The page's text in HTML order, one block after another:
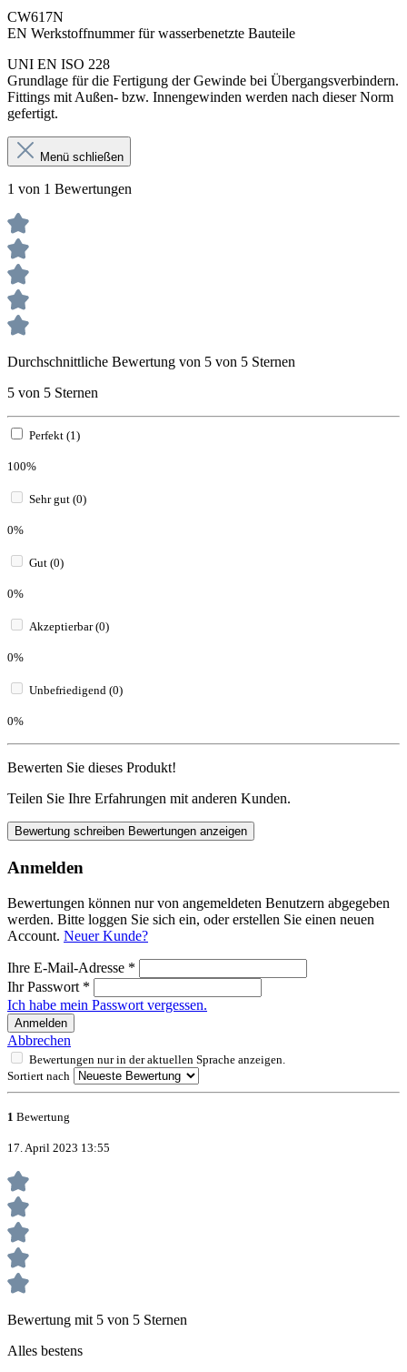
CW617N
EN Werkstoffnummer für wasserbenetzte Bauteile
UNI EN ISO 228
Grundlage für die Fertigung der Gewinde bei Übergangsverbindern.
Fittings mit Außen- bzw. Innengewinden werden nach dieser Norm
gefertigt.
Menü schließen
1 von 1 Bewertungen
Durchschnittliche Bewertung von 5 von 5 Sternen
5 von 5 Sternen
Perfekt (1)
100%
Sehr gut (0)
0%
Gut (0)
0%
Akzeptierbar (0)
0%
Unbefriedigend (0)
0%
Bewerten Sie dieses Produkt!
Teilen Sie Ihre Erfahrungen mit anderen Kunden.
Bewertung schreiben Bewertungen anzeigen
Anmelden
Bewertungen können nur von angemeldeten Benutzern abgegeben
werden. Bitte loggen Sie sich ein, oder erstellen Sie einen neuen
Account. Neuer Kunde?
Ihre E-Mail-Adresse *
Ihr Passwort *
Ich habe mein Passwort vergessen.
Anmelden
Abbrechen
Bewertungen nur in der aktuellen Sprache anzeigen.
Sortiert nach
1 Bewertung
17. April 2023 13:55
Bewertung mit 5 von 5 Sternen
Alles bestens